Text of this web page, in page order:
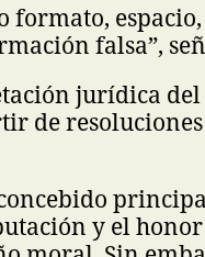
formato,
falsa”,
jurídica del
de
y el honor